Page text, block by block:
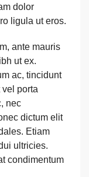
dolor
ligula ut eros.
ante mauris
ut ex.
ac, tincidunt
porta
nec
dictum elit
Etiam
ultricies.
condimentum